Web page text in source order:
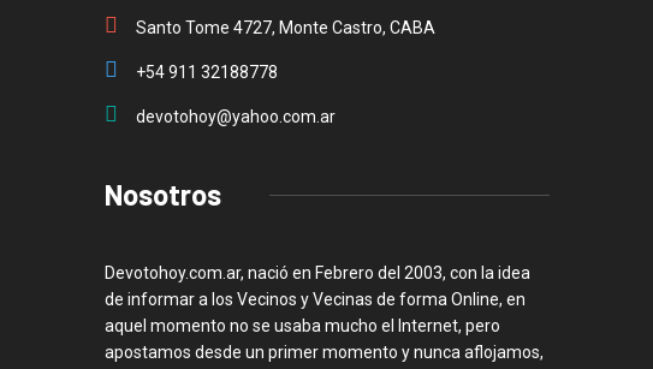
Santo Tome 4727, Monte Castro, CABA
+54 911 32188778
devotohoy@yahoo.com.ar
Nosotros
Devotohoy.com.ar, nació en Febrero del 2003, con la idea
de informar a los Vecinos y Vecinas de forma Online, en
aquel momento no se usaba mucho el Internet, pero
apostamos desde un primer momento y nunca aflojamos,